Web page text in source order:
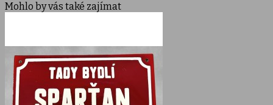
Mohlo by vás také zajímat